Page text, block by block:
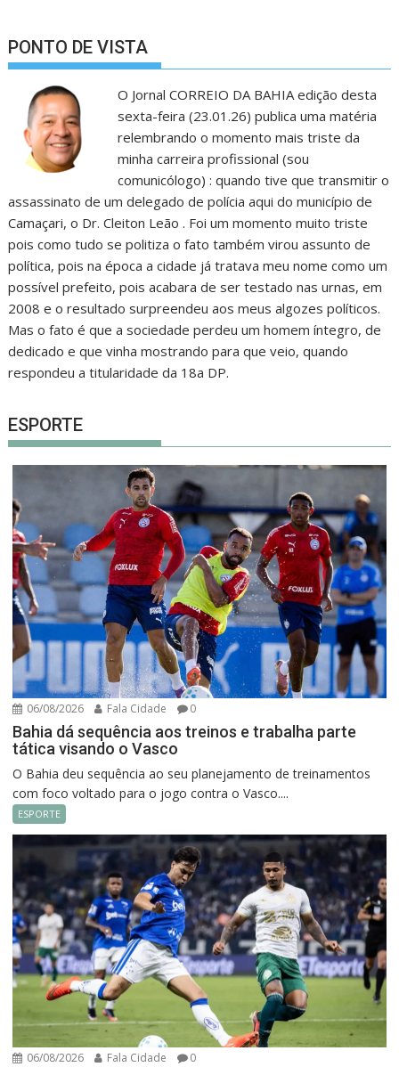
PONTO DE VISTA
O Jornal CORREIO DA BAHIA edição desta
sexta-feira (23.01.26) publica uma matéria
relembrando o momento mais triste da
minha carreira profissional (sou
comunicólogo) : quando tive que transmitir o
assassinato de um delegado de polícia aqui do município de
Camaçari, o Dr. Cleiton Leão . Foi um momento muito triste
pois como tudo se politiza o fato também virou assunto de
política, pois na época a cidade já tratava meu nome como um
possível prefeito, pois acabara de ser testado nas urnas, em
2008 e o resultado surpreendeu aos meus algozes políticos.
Mas o fato é que a sociedade perdeu um homem íntegro, de
dedicado e que vinha mostrando para que veio, quando
respondeu a titularidade da 18a DP.
ESPORTE
06/08/2026 Fala Cidade 0
Bahia dá sequência aos treinos e trabalha parte
tática visando o Vasco
O Bahia deu sequência ao seu planejamento de treinamentos
com foco voltado para o jogo contra o Vasco....
ESPORTE
06/08/2026 Fala Cidade 0